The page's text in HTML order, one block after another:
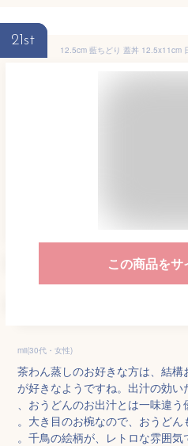
21st
12.5cm 藍ちどり 蓋丼 12.5x11cm
この商品をサ
mii(30代・女性)
茶わん蒸しのお好きな方は、結
が好きなようですね。出汁の効
、おうどんのお出汁とは一味違
。大き目のお椀なので、おうど
。千鳥の絵柄が、レトロな雰囲気